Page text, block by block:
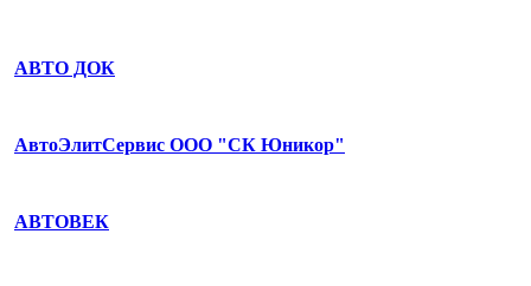
АВТО ДОК
АвтоЭлитСервис ООО "СК Юникор"
АВТОВЕК